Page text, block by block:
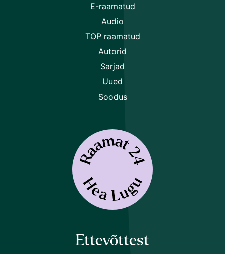
E-raamatud
Audio
TOP raamatud
Autorid
Sarjad
Uued
Soodus
Ettevõttest